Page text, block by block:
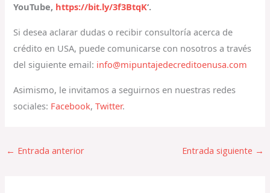
YouTube, https://bit.ly/3f3BtqK‘.
Si desea aclarar dudas o recibir consultoría acerca de
crédito en USA, puede comunicarse con nosotros a través
del siguiente email: info@mipuntajedecreditoenusa.com
Asimismo, le invitamos a seguirnos en nuestras redes
sociales: Facebook,Twitter.
← Entrada anterior Entrada siguiente →